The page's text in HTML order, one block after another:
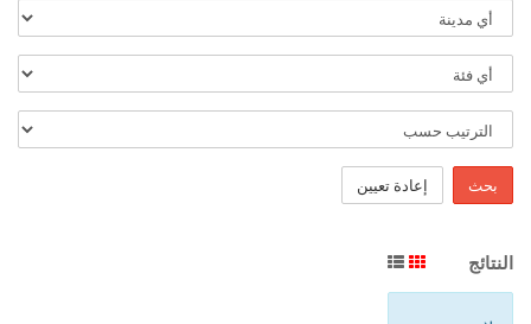
بحث إعادة تعيين
النتائج